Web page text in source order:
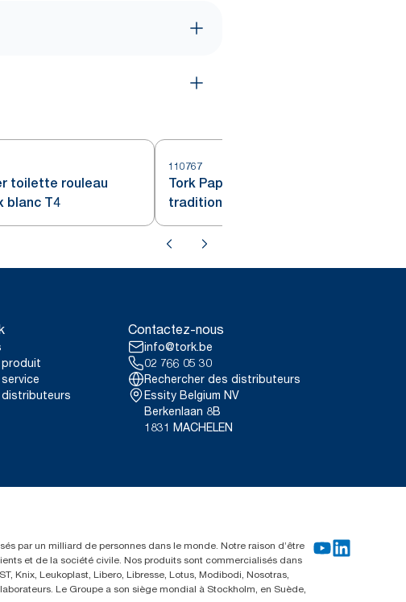
toilette rouleau
blanc T4
110767
Tork Papier Toilette Rouleau
traditionnel blanc T4
produit
distributeurs
Contactez-nous
info@tork.be
02 766 05 30
Rechercher des distributeurs
Essity Belgium NV
Berkenlaan 8B
1831 MACHELEN
par un milliard de personnes dans le monde. Notre raison d’être
et de la société civile. Nos produits sont commercialisés dans
Knix, Leukoplast, Libero, Libresse, Lotus, Modibodi, Nosotras,
Le Groupe a son siège mondial à Stockholm, en Suède,